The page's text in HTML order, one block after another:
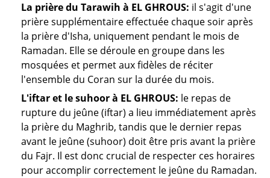
La prière du Tarawih à EL GHROUS: il s'agit d'une
prière supplémentaire effectuée chaque soir après
la prière d'Isha, uniquement pendant le mois de
Ramadan. Elle se déroule en groupe dans les
mosquées et permet aux fidèles de réciter
l'ensemble du Coran sur la durée du mois.
L'iftar et le suhoor à EL GHROUS: le repas de
rupture du jeûne (iftar) a lieu immédiatement après
la prière du Maghrib, tandis que le dernier repas
avant le jeûne (suhoor) doit être pris avant la prière
du Fajr. Il est donc crucial de respecter ces horaires
pour accomplir correctement le jeûne du Ramadan.